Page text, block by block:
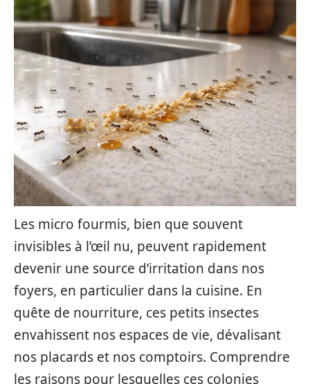
Les micro fourmis, bien que souvent
invisibles à l’œil nu, peuvent rapidement
devenir une source d’irritation dans nos
foyers, en particulier dans la cuisine. En
quête de nourriture, ces petits insectes
envahissent nos espaces de vie, dévalisant
nos placards et nos comptoirs. Comprendre
les raisons pour lesquelles ces colonies